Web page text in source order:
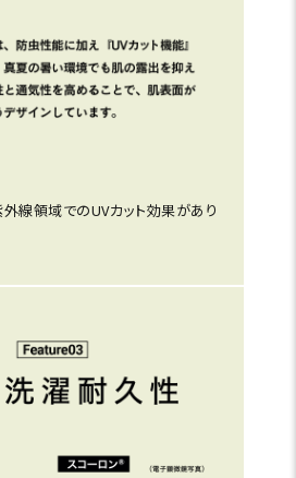
線領域でのUVカット効果があり